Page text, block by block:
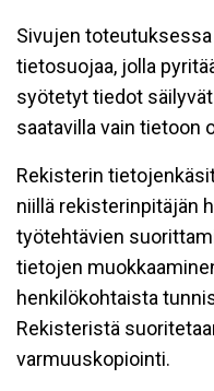
Sivujen
tietosuojaa, jolla
syötetyt tiedot
saatavilla vain tietoon
Rekisterin
niillä rekisterinpitäjän
työtehtävien
tietojen
henkilökohtaista
Rekisteristä
varmuuskopiointi.